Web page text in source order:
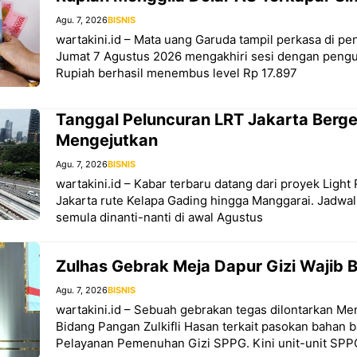
Agu. 7, 2026BISNIS
wartakini.id – Mata uang Garuda tampil perkasa di
Jumat 7 Agustus 2026 mengakhiri sesi dengan
Rupiah berhasil menembus level Rp 17.897
Tanggal Peluncuran LRT Jakarta
Mengejutkan
Agu. 7, 2026BISNIS
wartakini.id – Kabar terbaru datang dari proyek Light
Jakarta rute Kelapa Gading hingga Manggarai.
semula dinanti-nanti di awal Agustus
Zulhas Gebrak Meja Dapur Gizi Wajib
Agu. 7, 2026BISNIS
wartakini.id – Sebuah gebrakan tegas dilontarkan
Bidang Pangan Zulkifli Hasan terkait pasokan bahan
Pelayanan Pemenuhan Gizi SPPG. Kini unit-unit